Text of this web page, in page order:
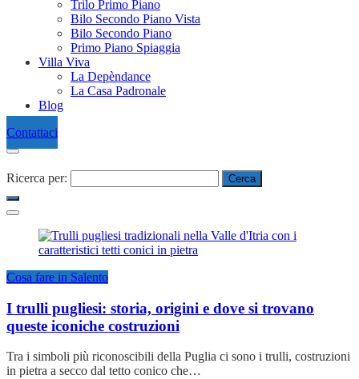
Trilo Primo Piano
Bilo Secondo Piano Vista
Bilo Secondo Piano
Primo Piano Spiaggia
Villa Viva
La Depèndance
La Casa Padronale
Blog
Contattaci
Ricerca per:
Cosa fare in Salento
I trulli pugliesi: storia, origini e dove si trovano
queste iconiche costruzioni
Tra i simboli più riconoscibili della Puglia ci sono i trulli, costruzioni
in pietra a secco dal tetto conico che…